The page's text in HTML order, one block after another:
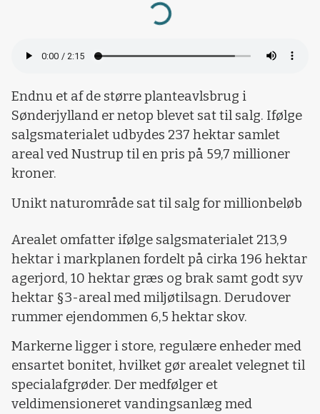
Loading...
Endnu et af de større planteavlsbrug i
Sønderjylland er netop blevet sat til salg. Ifølge
salgsmaterialet udbydes 237 hektar samlet
areal ved Nustrup til en pris på 59,7 millioner
kroner.
Unikt naturområde sat til salg for millionbeløb
Arealet omfatter ifølge salgsmaterialet 213,9
hektar i markplanen fordelt på cirka 196 hektar
agerjord, 10 hektar græs og brak samt godt syv
hektar §3-areal med miljøtilsagn. Derudover
rummer ejendommen 6,5 hektar skov.
Markerne ligger i store, regulære enheder med
ensartet bonitet, hvilket gør arealet velegnet til
specialafgrøder. Der medfølger et
veldimensioneret vandingsanlæg med